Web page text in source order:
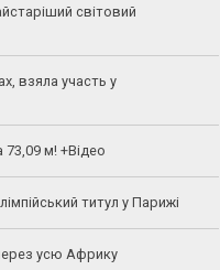
світовий
взяла участь у
м! +Відео
титул у Парижі
усю Африку